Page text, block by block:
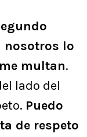
nosotros lo
multan.
lado del
Puedo
de respeto